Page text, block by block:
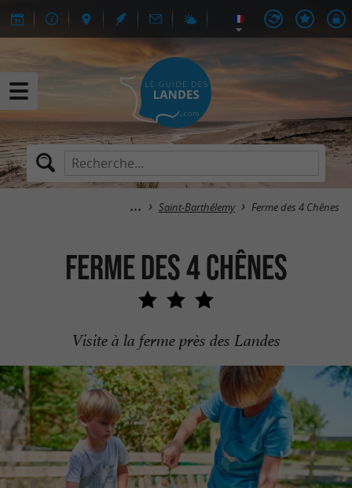
Saint-Barthélemy Ferme des 4 Chênes
Ferme des 4 Chênes
Visite à la ferme près des Landes